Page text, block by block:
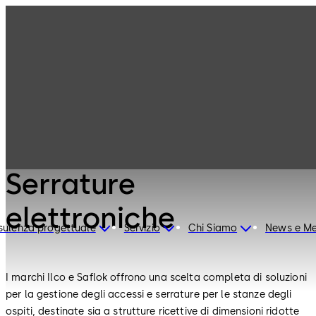
progettuale Servizio Chi Siamo News e
Serrature
elettroniche
I marchi Ilco e Saflok offrono una scelta completa di soluzioni
per la gestione degli accessi e serrature per le stanze degli
ospiti, destinate sia a strutture ricettive di dimensioni ridotte